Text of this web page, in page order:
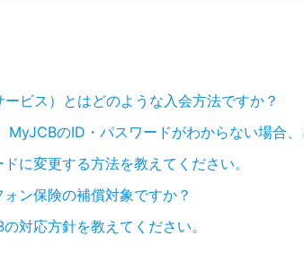
ビス）とはどのような入会方法ですか？
MyJCBのID・パスワードがわからない場合、
に変更する方法を教えてください。
ン保険の補償対象ですか？
対応方針を教えてください。